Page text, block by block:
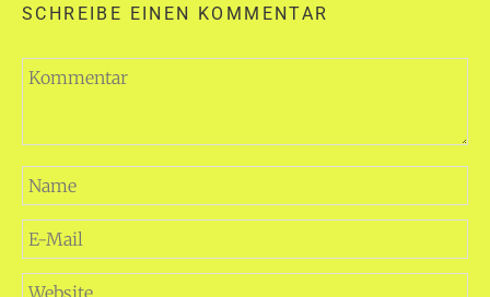
SCHREIBE EINEN KOMMENTAR